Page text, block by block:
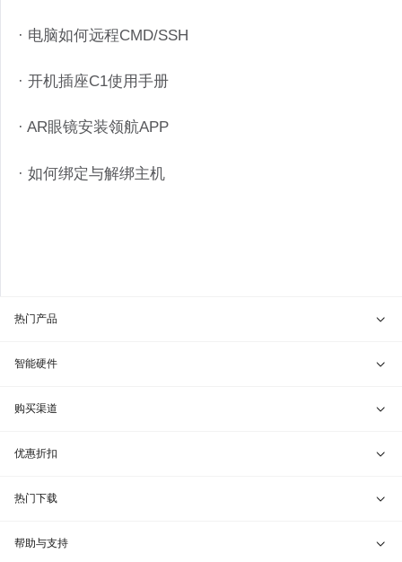
· 电脑如何远程CMD/SSH
· 开机插座C1使用手册
· AR眼镜安装领航APP
· 如何绑定与解绑主机
热门产品
贝锐向日葵 · 远程控制
贝锐蒲公英 · 异地组网
贝锐花生壳 · 动态域名
贝锐洋葱头 · 协作无间
智能硬件
贝锐向日葵硬件
贝锐蒲公英硬件
贝锐花生壳硬件
购买渠道
天猫旗舰店
京东旗舰店
优惠折扣
兑换码通道
教育公益折扣
热门下载
贝锐向日葵客户端
帮助与支持